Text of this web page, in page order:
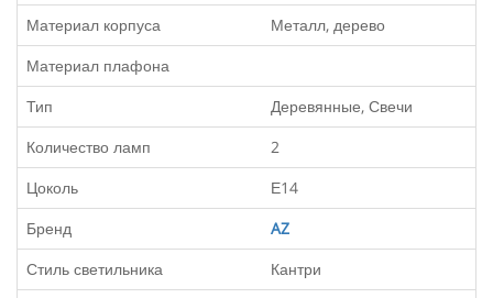
Материал корпуса
Металл, дерево
Материал плафона
Тип
Деревянные, Свечи
Количество ламп
2
Цоколь
Е14
Бренд
AZ
Стиль светильника
Кантри